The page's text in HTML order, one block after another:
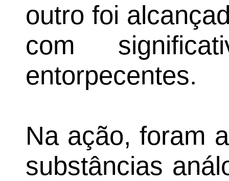
outro foi
com
entorpecentes.
Na ação, foram
substâncias